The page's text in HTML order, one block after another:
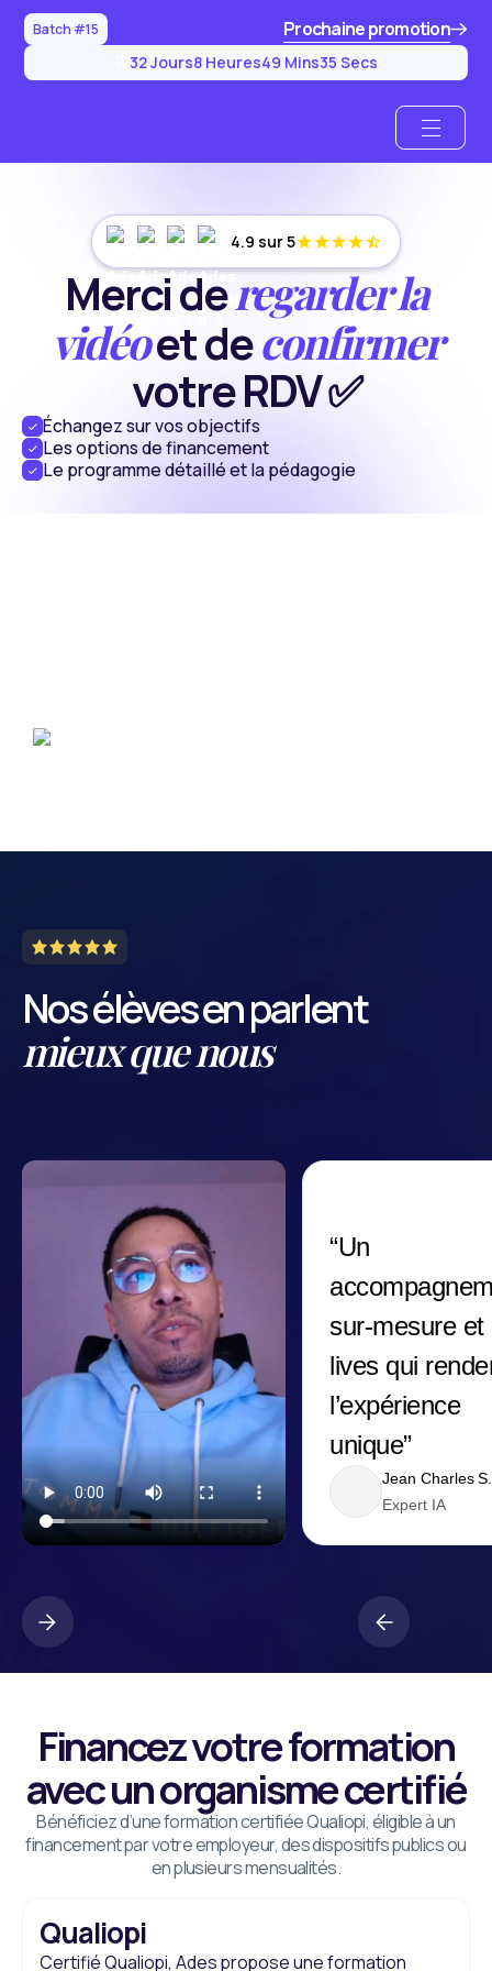
Batch #15 Prochaine promotion
32Jours8 Heures49 Mins35 Secs
4.9 sur 5
Merci deregarder la
vidéoet deconfirmer
votre RDV ✅
Échangez sur vos objectifs
Les options de financement
Le programme détaillé et la pédagogie
Nos élèves en parlent
mieux que nous
“Un
sur-mesure et
lives qui
l’expérience
unique”
Jean Charles S.
Expert IA
Financez votre formation
avec un organisme certifié
Bénéficiez d’une formation certifiée Qualiopi, éligible à un
financement par votre employeur, des dispositifs publics ou
en plusieurs mensualités.
Qualiopi
Certifié Qualiopi, Ades propose une formation